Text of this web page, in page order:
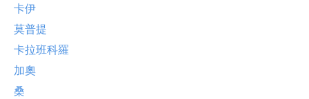
卡伊
莫普提
卡拉班科羅
加奧
桑